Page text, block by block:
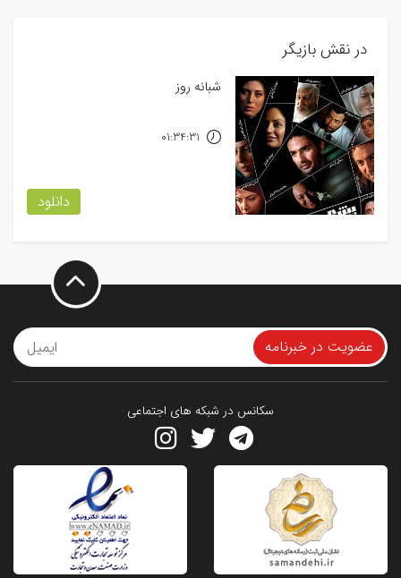
در نقش بازیگر
شبانه روز
دانلود
01:34:31
عضویت در خبرنامه
سکانس در شبکه های اجتماعی